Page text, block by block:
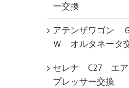
ー交換
アテンザワゴン
Ｗ オルタネータ
セレナ C27 エア
プレッサー交換